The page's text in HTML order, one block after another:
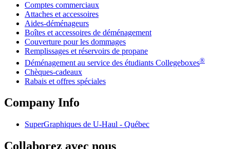
Comptes commerciaux
Attaches et accessoires
Aides-déménageurs
Boîtes et accessoires de déménagement
Couverture pour les dommages
Remplissages et réservoirs de propane
Déménagement au service des étudiants Collegeboxes®
Chèques-cadeaux
Rabais et offres spéciales
Company Info
SuperGraphiques de U-Haul - Québec
Collaborez avec nous